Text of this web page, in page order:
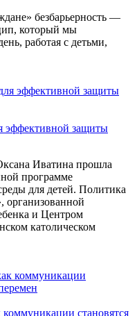
безбарьерность —
который мы
работая с детьми,
эффективной защиты
Иватина прошла
программе
для детей. Политика
организованной
и Центром
католическом
коммуникации становятся